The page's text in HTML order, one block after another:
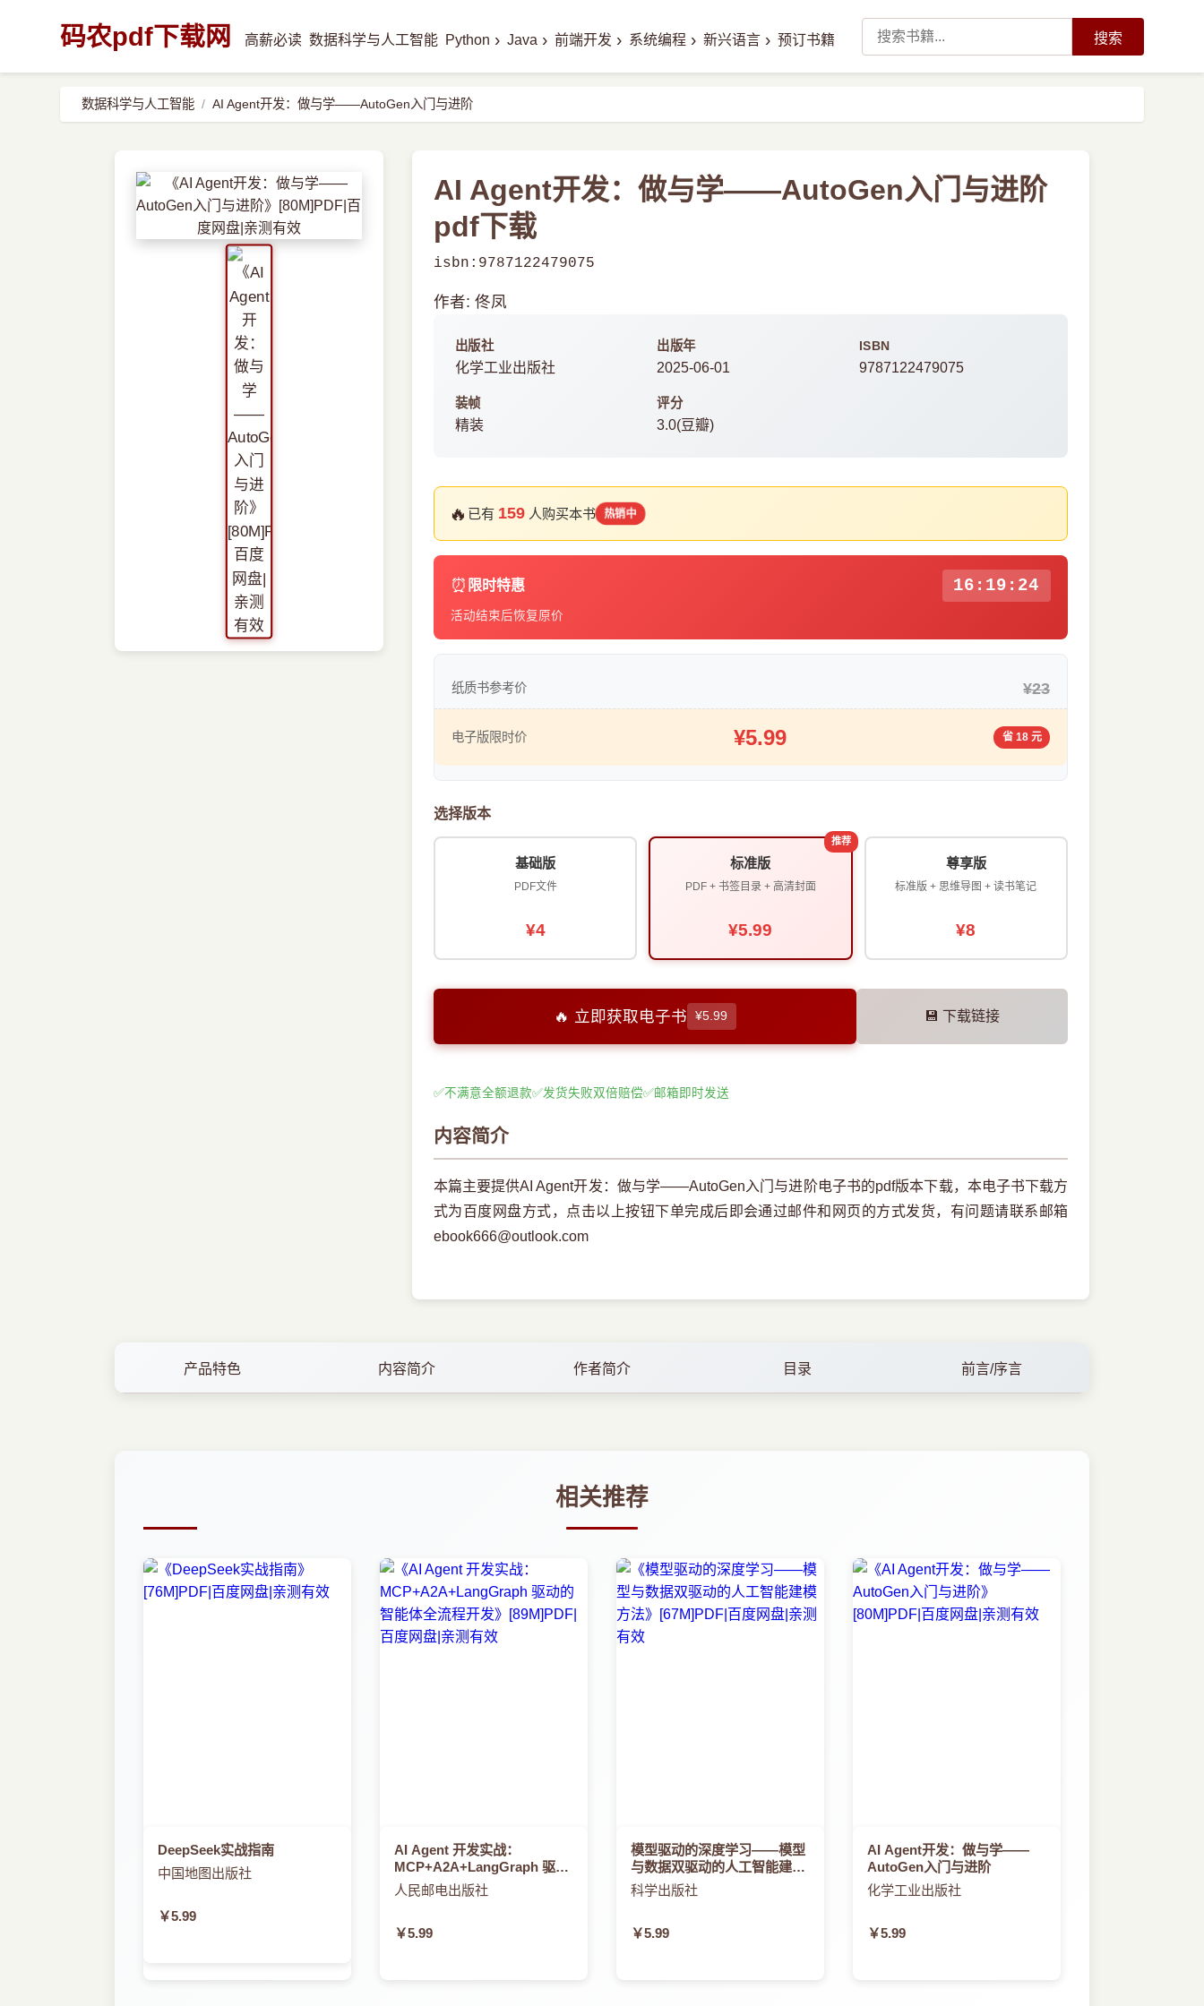
码农pdf下载网 高薪必读 数据科学与人工智能 Python › Java › 前端开发 › 系统编程 › 新兴语言 › 预订书籍 搜索
数据科学与人工智能 AI Agent开发：做与学——AutoGen入门与进阶
AI Agent开发：做与学——AutoGen入门与进阶
pdf下载
isbn:9787122479075
作者: 佟凤
出版社
化学工业出版社
出版年
2025-06-01
ISBN
9787122479075
装帧
精装
评分
3.0(豆瓣)
🔥 已有 159人购买本书 热销中
⏰ 限时特惠 16:19:24
活动结束后恢复原价
纸质书参考价 ¥23
电子版限时价 ¥5.99 省 18 元
选择版本
基础版
PDF文件
¥4
推荐
标准版
PDF + 书签目录 + 高清封面
¥5.99
尊享版
标准版 + 思维导图 + 读书笔记
¥8
🔥 立即获取电子书 ¥5.99 💾 下载链接
✅不满意全额退款✅发货失败双倍赔偿✅邮箱即时发送
内容简介
本篇主要提供AI Agent开发：做与学——AutoGen入门与进阶电子书的pdf版本下载，本电子书下载方
式为百度网盘方式，点击以上按钮下单完成后即会通过邮件和网页的方式发货，有问题请联系邮箱
ebook666@outlook.com
产品特色 内容简介 作者简介 目录 前言/序言
相关推荐
DeepSeek实战指南
中国地图出版社
￥5.99
AI Agent 开发实战：
MCP+A2A+LangGraph 驱动
的智能体全流程开发
人民邮电出版社
￥5.99
模型驱动的深度学习——模型
与数据双驱动的人工智能建模
方法
科学出版社
￥5.99
AI Agent开发：做与学——
AutoGen入门与进阶
化学工业出版社
￥5.99